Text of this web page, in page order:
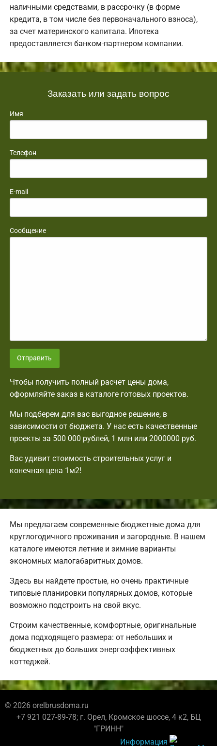
наличными средствами, в рассрочку (в форме
кредита, в том числе без первоначального взноса),
за счет материнского капитала. Ипотека
предоставляется банком-партнером компании.
Заказать или задать вопрос
Имя
Телефон
E-mail
Сообщение
Отправить
Чтобы получить полный расчет цены дома,
оформляйте заказ в каталоге готовых проектов.
Мы подберем для вас выгодное решение, в
зависимости от бюджета. У нас есть качественные
проекты за 500 000 рублей, 1 млн или 2000000 руб.
Вас удивит стоимость строительных услуг и
конечная цена 1м2!
Мы предлагаем современные бюджетные дома для
круглогодичного проживания и загородные. В нашем
каталоге имеются летние и зимние варианты
экономных малогабаритных домов.
Здесь вы найдете простые, но очень практичные
типовые планировки популярных домов, которые
возможно подстроить на свой вкус.
Строим качественные, комфортные, оригинальные
дома подходящего размера: от небольших и
бюджетных до больших энергоэффективных
коттеджей.
© 2026 orelbrusdoma.ru
+7 921 027-89-78; г. Орел, Кромское шоссе, 4 к2, БЦ
"ГРИНН"
Информация